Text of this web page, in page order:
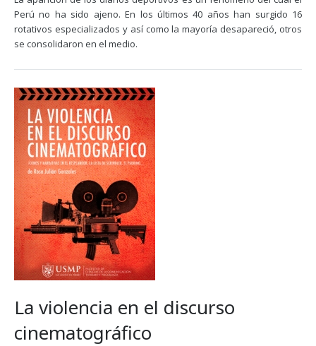
Perú no ha sido ajeno. En los últimos 40 años han surgido 16
rotativos especializados y así como la mayoría desapareció, otros
se consolidaron en el medio.
La violencia en el discurso
cinematográfico